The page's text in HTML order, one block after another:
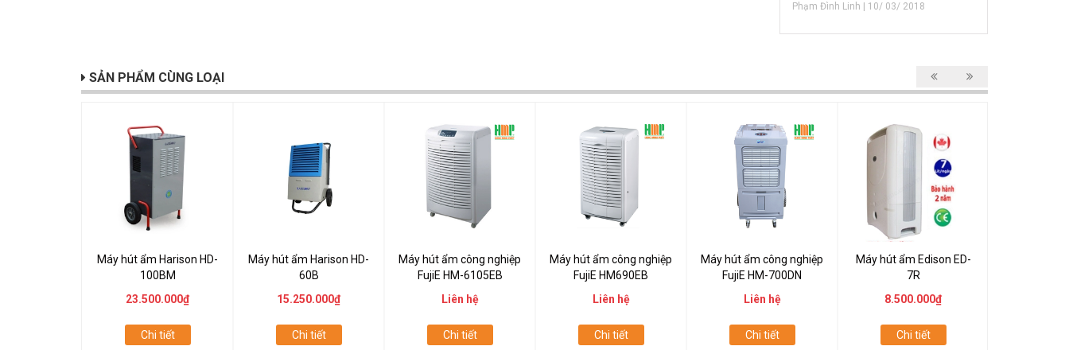
Phạm Đình Linh | 10/ 03/ 2018
SẢN PHẨM CÙNG LOẠI
Máy hút ẩm Harison HD-
100BM
23.500.000₫
Chi tiết
Máy hút ẩm Harison HD-
60B
15.250.000₫
Chi tiết
Máy hút ẩm công nghiệp
FujiE HM-6105EB
Liên hệ
Chi tiết
Máy hút ẩm công nghiệp
FujiE HM690EB
Liên hệ
Chi tiết
Máy hút ẩm công nghiệp
FujiE HM-700DN
Liên hệ
Chi tiết
Máy hút ẩm Edison ED-
7R
8.500.000₫
Chi tiết